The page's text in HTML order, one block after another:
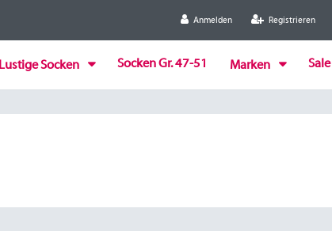
Anmelden Registrieren
Lustige Socken Socken Gr. 47-51 Marken Sale